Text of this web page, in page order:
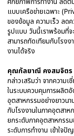
แบบเครือข่ายเฉพาะ
ของข้อมูล ความเร็ว ลด
รูปแบบ วันนี้เราพร้อมที่
สามารถทัดเทียมกับโรง
งานได้จริง
คุณกัลยาณี คงสมจิตร
กล่าวเสริมว่า จากความ
ในระบบควบคุมการผลิต
อุตสาหกรรมอย่างยาวนา
กับโรงงานในภาคอุตสา
ยกระดับภาคอุตสาหกรรม
ระดับการทำงาน เข้าใจ